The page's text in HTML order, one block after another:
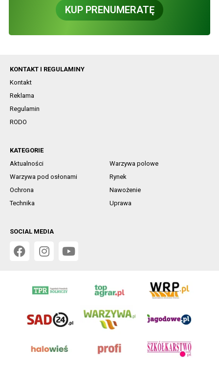
KUP PRENUMERATĘ
KONTAKT I REGULAMINY
Kontakt
Reklama
Regulamin
RODO
KATEGORIE
Aktualności
Warzywa polowe
Warzywa pod osłonami
Rynek
Ochrona
Nawożenie
Technika
Uprawa
SOCIAL MEDIA